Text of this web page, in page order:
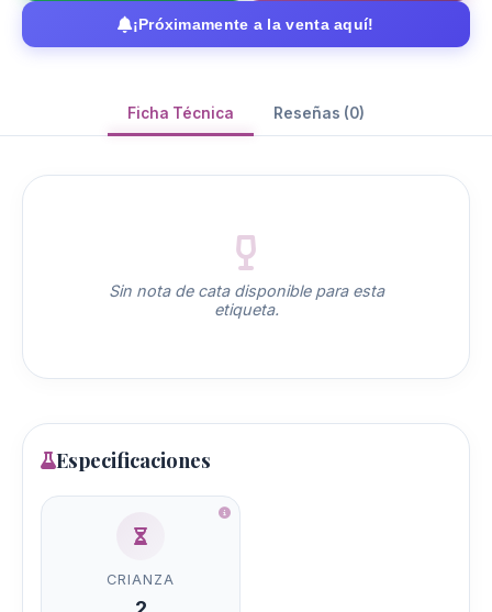
¡Próximamente a la venta aquí!
Ficha Técnica Reseñas (0)
Sin nota de cata disponible para esta
etiqueta.
Especificaciones
CRIANZA